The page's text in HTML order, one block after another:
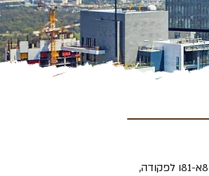
מצגת העוסקת בדגשים פרקטיים העולים מיישום הוראות תיקון 277 לפקודה ביחס להוראות סעיף 62א לחוק וחברות ארנק וביחס להוראות סעיפים 81א-81ו לפקודה,